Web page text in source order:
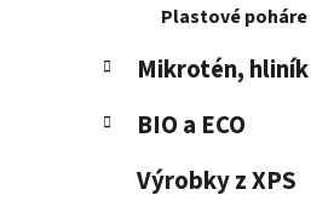
Plastové poháre
Mikrotén,
BIO a ECO
Výrobky z XPS